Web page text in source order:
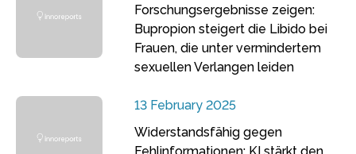
Forschungsergebnisse zeigen:
Bupropion steigert die Libido bei
Frauen, die unter vermindertem
sexuellen Verlangen leiden
13 February 2025
Widerstandsfähig gegen
Fehlinformationen: KI stärkt den